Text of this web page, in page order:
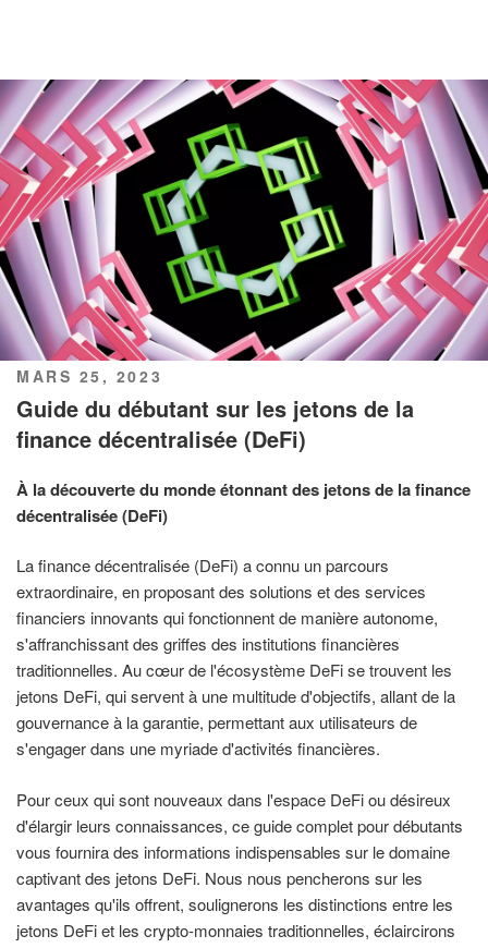
PUBLIÉ
LE
MARS 25, 2023
Guide du débutant sur les jetons de la
finance décentralisée (DeFi)
À la découverte du monde étonnant des jetons de la finance
décentralisée (DeFi)
La finance décentralisée (DeFi) a connu un parcours
extraordinaire, en proposant des solutions et des services
financiers innovants qui fonctionnent de manière autonome,
s'affranchissant des griffes des institutions financières
traditionnelles. Au cœur de l'écosystème DeFi se trouvent les
jetons DeFi, qui servent à une multitude d'objectifs, allant de la
gouvernance à la garantie, permettant aux utilisateurs de
s'engager dans une myriade d'activités financières.
Pour ceux qui sont nouveaux dans l'espace DeFi ou désireux
d'élargir leurs connaissances, ce guide complet pour débutants
vous fournira des informations indispensables sur le domaine
captivant des jetons DeFi. Nous nous pencherons sur les
avantages qu'ils offrent, soulignerons les distinctions entre les
jetons DeFi et les crypto-monnaies traditionnelles, éclaircirons